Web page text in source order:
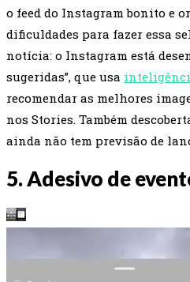
o feed do Instagram bonito e
dificuldades para fazer essa
notícia: o Instagram está
sugeridas”, que usa
recomendar as melhores
nos Stories. Também
ainda não tem previsão de
5. Adesivo de